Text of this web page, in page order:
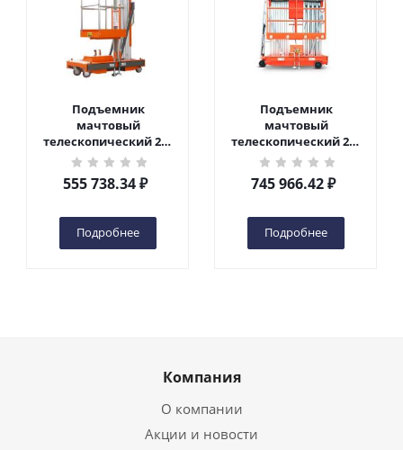
Подъемник
мачтовый
телескопический 200
кг 6 м TOR GTWY6-200S
DC 2-мачтовый
(автономный) (G) в
555 738.34₽
Подробнее
Подъемник
мачтовый
телескопический 200
кг 10 м TOR GTWY10-
200S DC 2-мачтовый
(автономный) (N) в
745 966.42₽
Подробнее
Компания
О компании
Акции и новости